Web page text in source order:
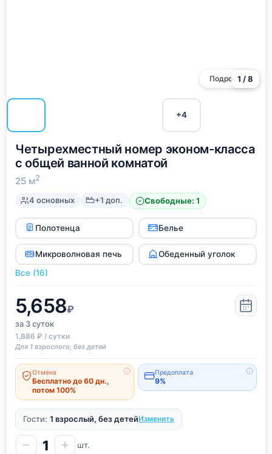
Подробнее
1 / 8
+4
Четырехместный номер эконом-класса
с общей ванной комнатой
25 м2
4 основных +1 доп. Свободные: 1
Полотенца Белье
Микроволновая печь
Обеденный уголок
Все (16)
5,658₽
за 3суток
1,886 ₽ / сутки
Для 1 взрослого, без детей
Отмена
Бесплатно до 60 дн.,
потом 100%
Предоплата
9%
Гости: 1 взрослый, без детейИзменить
1 шт.